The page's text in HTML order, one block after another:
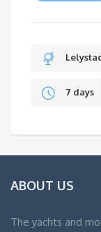
7 days
ABOUT US
The yachts and